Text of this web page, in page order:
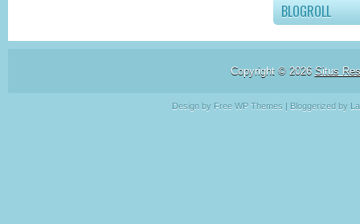
BLOGROLL
Copyright © 2026 Situs
Design by Free WP Themes | Bloggerized by